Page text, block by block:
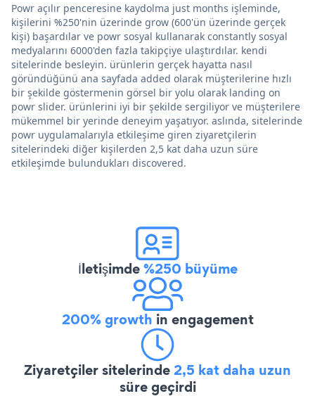
Powr açılır penceresine kaydolma just months işleminde,
kişilerini %250'nin üzerinde grow (600'ün üzerinde gerçek
kişi) başardılar ve powr sosyal kullanarak constantly sosyal
medyalarını 6000'den fazla takipçiye ulaştırdılar. kendi
sitelerinde besleyin. ürünlerin gerçek hayatta nasıl
göründüğünü ana sayfada added olarak müşterilerine hızlı
bir şekilde göstermenin görsel bir yolu olarak landing on
powr slider. ürünlerini iyi bir şekilde sergiliyor ve müşterilere
mükemmel bir yerinde deneyim yaşatıyor. aslında, sitelerinde
powr uygulamalarıyla etkileşime giren ziyaretçilerin
sitelerindeki diğer kişilerden 2,5 kat daha uzun süre
etkileşimde bulundukları discovered.
İletişimde%250 büyüme
200% growth in engagement
Ziyaretçiler sitelerinde2,5 kat daha uzun
süre geçirdi